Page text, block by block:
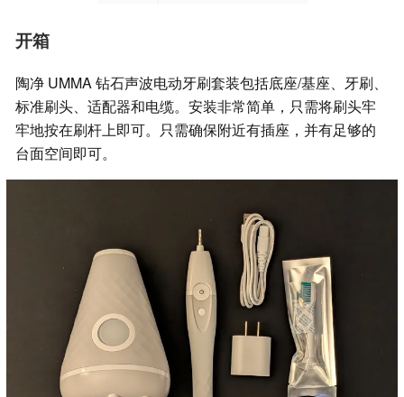
开箱
陶净 UMMA 钻石声波电动牙刷套装包括底座/基座、牙刷、
标准刷头、适配器和电缆。安装非常简单，只需将刷头牢
牢地按在刷杆上即可。只需确保附近有插座，并有足够的
台面空间即可。